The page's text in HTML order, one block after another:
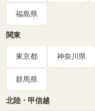
福島県
関東
東京都 神奈川県
群馬県
北陸・甲信越